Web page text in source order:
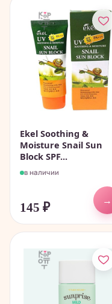
Ekel Soothing &
Moisture Snail Sun
Block SPF...
в наличии
145 ₽
→